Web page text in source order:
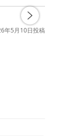
年5月10日投稿